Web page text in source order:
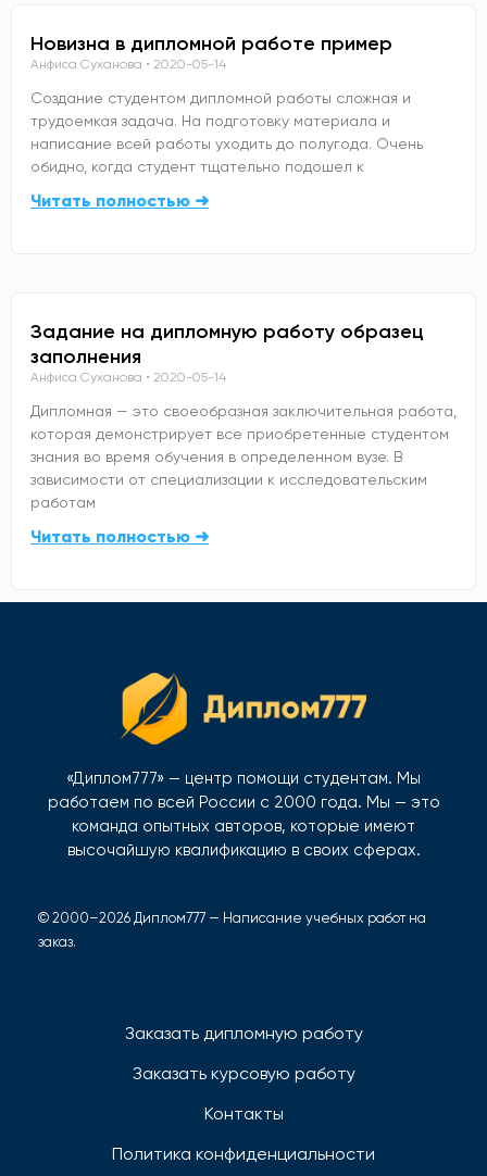
Новизна в дипломной работе пример
Анфиса Суханова 2020-05-14
Создание студентом дипломной работы сложная и
трудоемкая задача. На подготовку материала и
написание всей работы уходить до полугода. Очень
обидно, когда студент тщательно подошел к
Читать полностью ➜
Задание на дипломную работу образец
заполнения
Анфиса Суханова 2020-05-14
Дипломная — это своеобразная заключительная работа,
которая демонстрирует все приобретенные студентом
знания во время обучения в определенном вузе. В
зависимости от специализации к исследовательским
работам
Читать полностью ➜
«Диплом777» — центр помощи студентам. Мы
работаем по всей России с 2000 года. Мы — это
команда опытных авторов, которые имеют
высочайшую квалификацию в своих сферах.
© 2000–2026 Диплом777 — Написание учебных работ на
заказ.
Заказать дипломную работу
Заказать курсовую работу
Контакты
Политика конфиденциальности